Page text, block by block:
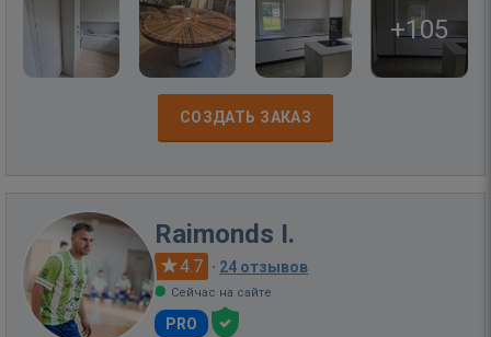
+105
СОЗДАТЬ ЗАКАЗ
Raimonds I.
4.7 · 24 отзывов
Сейчас на сайте
PRO